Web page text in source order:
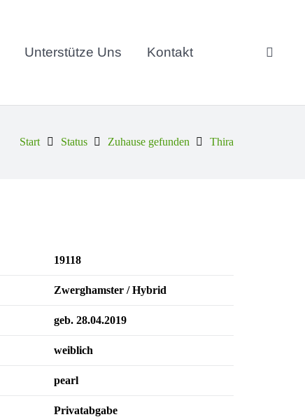
Unterstütze Uns Kontakt
Start Status Zuhause gefunden Thira
19118
Zwerghamster / Hybrid
geb. 28.04.2019
weiblich
pearl
Privatabgabe